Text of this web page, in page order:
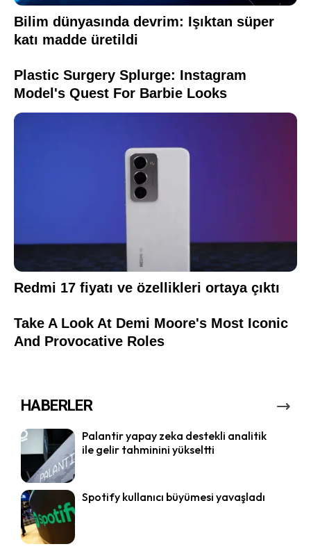
HABERLER
Palantir yapay zeka destekli analitik
ile gelir tahminini yükseltti
Spotify kullanıcı büyümesi yavaşladı